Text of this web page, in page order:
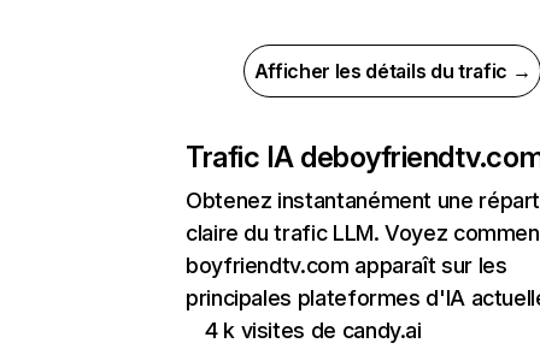
Afficher les détails du trafic →
Trafic IA de
Obtenez instantanément une
claire du trafic LLM. Voyez
boyfriendtv.com apparaît sur les
principales plateformes d'IA
4 k visites de candy.ai